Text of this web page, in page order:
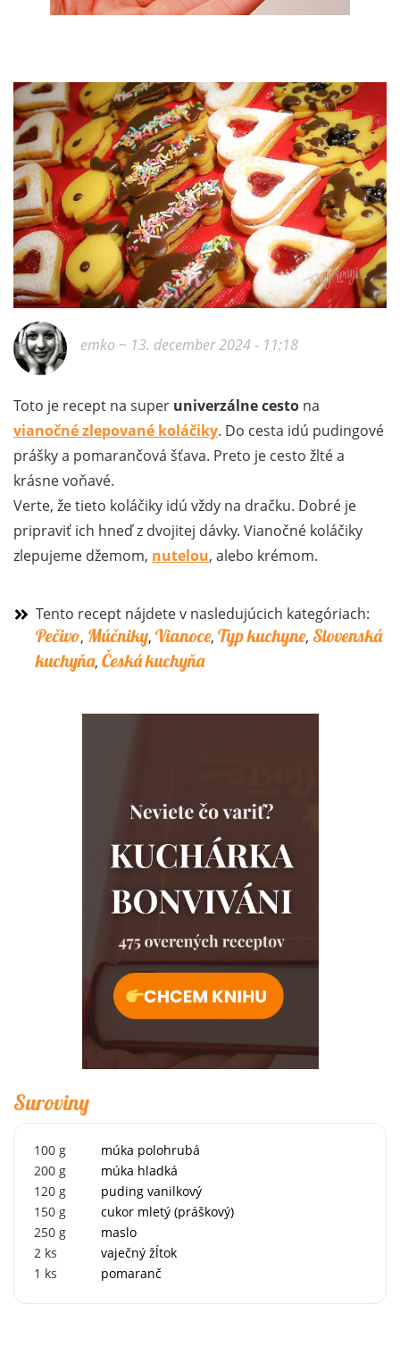
emko ~ 13. december 2024 - 11:18
Toto je recept na super univerzálne cesto na
vianočné zlepované koláčiky. Do cesta idú pudingové
prášky a pomarančová šťava. Preto je cesto žlté a
krásne voňavé.
Verte, že tieto koláčiky idú vždy na dračku. Dobré je
pripraviť ich hneď z dvojitej dávky. Vianočné koláčiky
zlepujeme džemom, nutelou, alebo krémom.
Tento recept nájdete v nasledujúcich kategóriach:
Pečivo, Múčniky, Vianoce, Typ kuchyne, Slovenská
kuchyňa, Česká kuchyňa
Suroviny
100 g
múka polohrubá
200 g
múka hladká
120 g
puding vanilkový
150 g
cukor mletý (práškový)
250 g
maslo
2 ks
vaječný žĺtok
1 ks pomaranč